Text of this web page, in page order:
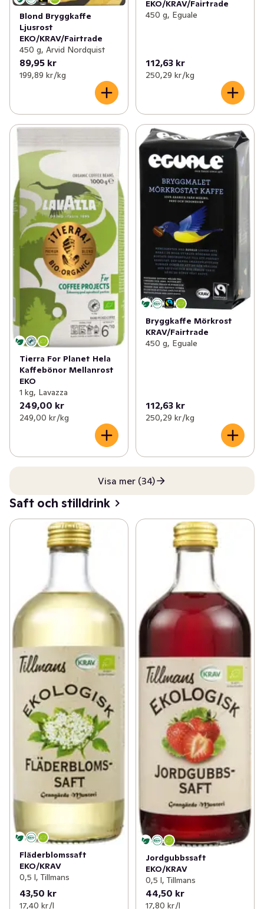
Blond Bryggkaffe
Ljusrost
EKO/KRAV/Fairtrade
450 g, Arvid Nordquist
89,95 kr
199,89 kr /kg
EKO/KRAV/Fairtrade
450 g, Eguale
112,63 kr
250,29 kr /kg
Tierra For Planet Hela
Kaffebönor Mellanrost
EKO
1 kg, Lavazza
249,00 kr
249,00 kr /kg
Bryggkaffe Mörkrost
KRAV/Fairtrade
450 g, Eguale
112,63 kr
250,29 kr /kg
Visa mer (34)
Saft och stilldrink
Fläderblomssaft
EKO/KRAV
0,5 l, Tillmans
43,50 kr
17,40 kr /l
Jordgubbssaft
EKO/KRAV
0,5 l, Tillmans
44,50 kr
17,80 kr /l